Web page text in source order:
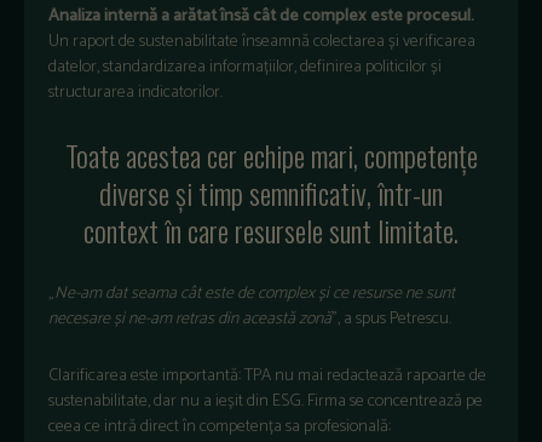
Analiza internă a arătatînsă cât de complex este procesul.
Un raport de sustenabilitate înseamnă colectarea și verificarea
datelor, standardizarea informațiilor, definirea politicilor și
structurarea indicatorilor.
Toate acestea cer echipe mari, competențe
diverse și timp semnificativ,într-un
context în care resursele sunt limitate.
„Ne-am dat seama cât este de complexși ce resurse ne sunt
necesare și ne-am retras din această zonă”, a spus Petrescu.
Clarificarea este importantă: TPA nu mai redactează rapoarte de
sustenabilitate, dar nu a ieșit din ESG.Firma se concentrează pe
ceea ce intră directîn competența sa profesională: